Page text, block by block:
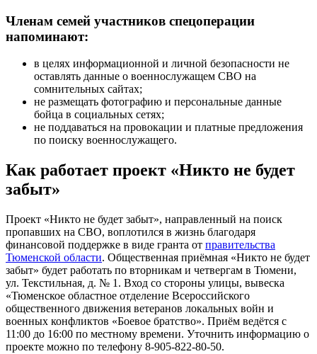
Членам семей участников спецоперации
напоминают:
в целях информационной и личной безопасности не
оставлять данные о военнослужащем СВО на
сомнительных сайтах;
не размещать фотографию и персональные данные
бойца в социальных сетях;
не поддаваться на провокации и платные предложения
по поиску военнослужащего.
Как работает проект «Никто не будет
забыт»
Проект «Никто не будет забыт», направленный на поиск
пропавших на СВО, воплотился в жизнь благодаря
финансовой поддержке в виде гранта от правительства
Тюменской области. Общественная приёмная «Никто не будет
забыт» будет работать по вторникам и четвергам в Тюмени,
ул. Текстильная, д. № 1. Вход со стороны улицы, вывеска
«Тюменское областное отделение Всероссийского
общественного движения ветеранов локальных войн и
военных конфликтов «Боевое братство». Приём ведётся с
11:00 до 16:00 по местному времени. Уточнить информацию о
проекте можно по телефону 8-905-822-80-50.